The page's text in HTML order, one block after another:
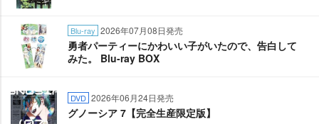
Blu-ray 2026年07月08日発売
勇者パーティーにかわいい子がいたので、告白して
みた。 Blu-ray BOX
DVD 2026年06月24日発売
グノーシア 7【完全生産限定版】